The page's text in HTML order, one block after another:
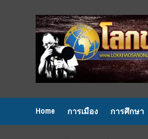
Home การเมือง การศึกษา